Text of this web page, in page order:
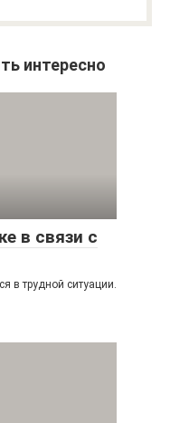
интересно
в связи с
в трудной ситуации.